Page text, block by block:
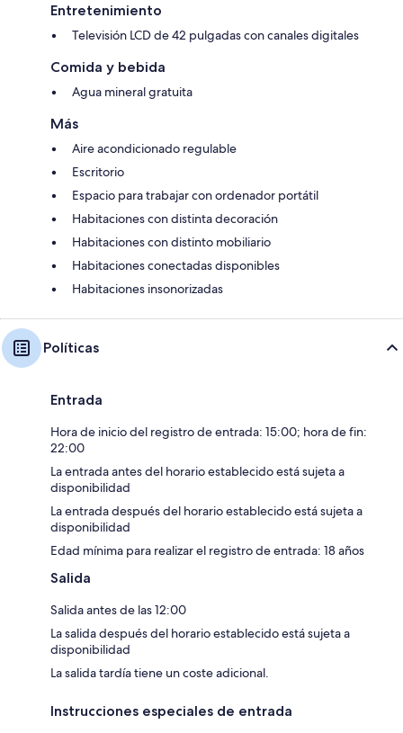
Entretenimiento
Televisión LCD de 42 pulgadas con canales digitales
Comida y bebida
Agua mineral gratuita
Más
Aire acondicionado regulable
Escritorio
Espacio para trabajar con ordenador portátil
Habitaciones con distinta decoración
Habitaciones con distinto mobiliario
Habitaciones conectadas disponibles
Habitaciones insonorizadas
Políticas
Entrada
Hora de inicio del registro de entrada: 15:00; hora de fin:
22:00
La entrada antes del horario establecido está sujeta a
disponibilidad
La entrada después del horario establecido está sujeta a
disponibilidad
Edad mínima para realizar el registro de entrada: 18 años
Salida
Salida antes de las 12:00
La salida después del horario establecido está sujeta a
disponibilidad
La salida tardía tiene un coste adicional.
Instrucciones especiales de entrada